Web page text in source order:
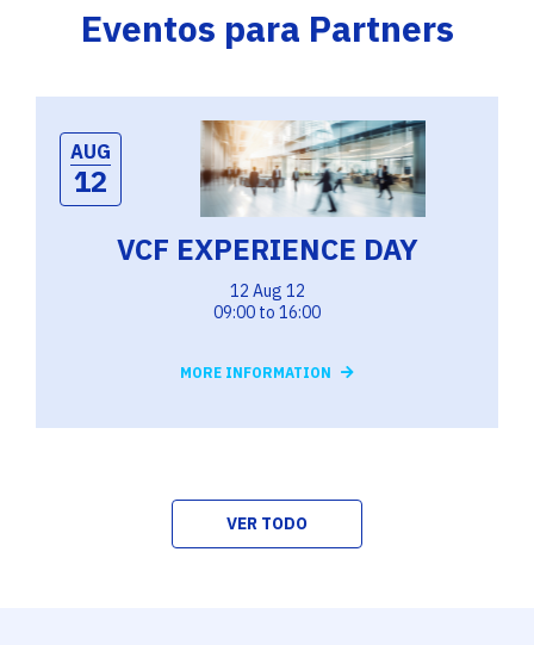
Eventos para Partners
AUG
12
VCF EXPERIENCE DAY
12 Aug 12
09:00 to 16:00
MORE INFORMATION
VER TODO